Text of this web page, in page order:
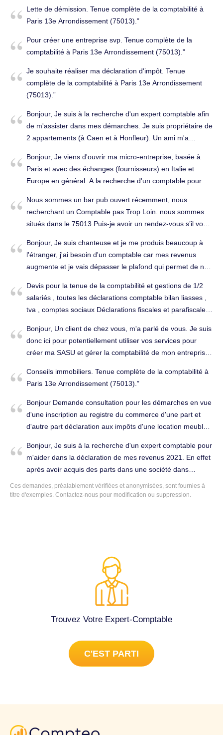
Arrondissement (75013).
Lette de démission. Tenue complète de la comptabilité à
Paris 13e Arrondissement (75013).
Pour créer une entreprise svp. Tenue complète de la
comptabilité à Paris 13e Arrondissement (75013).
Je souhaite réaliser ma déclaration d'impôt. Tenue
complète de la comptabilité à Paris 13e Arrondissement
(75013).
Bonjour, Je suis à la recherche d'un expert comptable afin
de m'assister dans mes démarches. Je suis propriétaire de
2 appartements (à Caen et à Honfleur). Un ami m'a
Je me tiens disponible par mail. Merci, Respectueusement.
Tenue complète de la comptabilité à Paris 13e
Arrondissement (75013).
Bonjour, Je viens d'ouvrir ma micro-entreprise, basée à
Paris et avec des échanges (fournisseurs) en Italie et
Europe en général. A la recherche d'un comptable pour
d’avoir plus d’informations sur vos prestations et vos tarifs.
Conseils (juridique, fiscal, social...) à Paris 13e
Arrondissement (75013).
Nous sommes un bar pub ouvert récemment, nous
recherchant un Comptable pas Trop Loin. nous sommes
situés dans le 75013 Puis-je avoir un rendez-vous s’il vous
Arrondissement (75013).
Bonjour, Je suis chanteuse et je me produis beaucoup à
l'étranger, j'ai besoin d'un comptable car mes revenus
augmente et je vais dépasser le plafond qui permet de ne
cordialement. Tenue complète de la comptabilité à Paris
13e Arrondissement (75013).
Devis pour la tenue de la comptabilité et gestions de 1/2
salariés , toutes les déclarations comptable bilan liasses ,
tva , comptes sociaux Déclarations fiscales et parafiscales.
Arrondissement (75013).
Bonjour, Un client de chez vous, m'a parlé de vous. Je suis
donc ici pour potentiellement utiliser vos services pour
créer ma SASU et gérer la comptabilité de mon entreprise
essayer la rupture conventionnelle dans les prochains mois
pour monter cette SASU, je n'ai donc encore rien
officiellement mais je commence a me tenir informer des
étapes à suivre. Pour référence, je suis le même chemin
que Faiz Abdelaziz lorsqu'il a fait appelle à vous. J'ai don
monter le dossier pour créer la SASU ? - Quel est le tarif
mensuel pour la gestion de comptabilité ainsi que la
disponibilité pour toutes questions ? - On m'a également
parlé d'une offre parrainage du fait que je vienne de la part
d'un client ? Merci d'avance et bonne journée. Tenue
Conseils immobiliers. Tenue complète de la comptabilité à
Paris 13e Arrondissement (75013).
Bonjour Demande consultation pour les démarches en vue
d'une inscription au registre du commerce d'une part et
d'autre part déclaration aux impôts d'une location meublée
fiscal, social...) à Paris 13e Arrondissement (75013).
Bonjour, Je suis à la recherche d'un expert comptable pour
m'aider dans la déclaration de mes revenus 2021. En effet
après avoir acquis des parts dans une société dans
laquelle j'ai travaillé au Japon, j'ai perçu une plus value sur
ces actions l'année dernière du fait du rachat de cette
Ces demandes, préalablement vérifiées et anonymisées, sont fournies à
titre d'exemples. Contactez-nous pour modification ou suppression.
Trouvez Votre Expert-Comptable
C'EST PARTI